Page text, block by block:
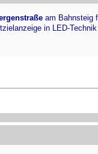
am Bahnsteig
in LED-